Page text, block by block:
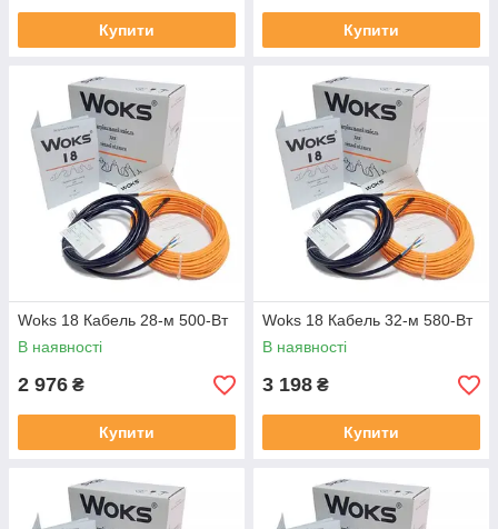
Купити Купити
Woks 18 Кабель 28-м 500-Вт
В наявності
2 976 ₴
Купити
Woks 18 Кабель 32-м 580-Вт
В наявності
3 198 ₴
Купити